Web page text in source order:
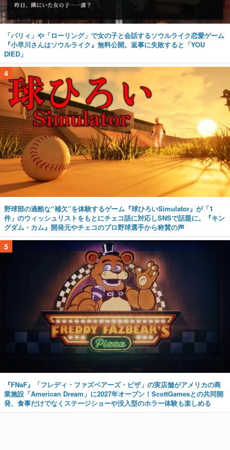
「パリィ」や「ローリング」で女の子と会話するソウルライク恋愛ゲーム
『小早川さんはソウルライク』無料公開。返事に失敗すると「YOU
DIED」
4
野球部の過酷な“補欠”を体験するゲーム『球ひろいSimulator』が「1
件」のウィッシュリストをもとにチェコ語に対応しSNSで話題に。『キン
グダム・カム』開発元やチェコのプロ野球選手から称賛の声
5
『FNaF』「フレディ・ファズベアーズ・ピザ」の実店舗がアメリカの商
業施設「American Dream」に2027年オープン！ScottGamesとの共同開
発、食事だけでなくステージショーや没入型のホラー体験も楽しめる